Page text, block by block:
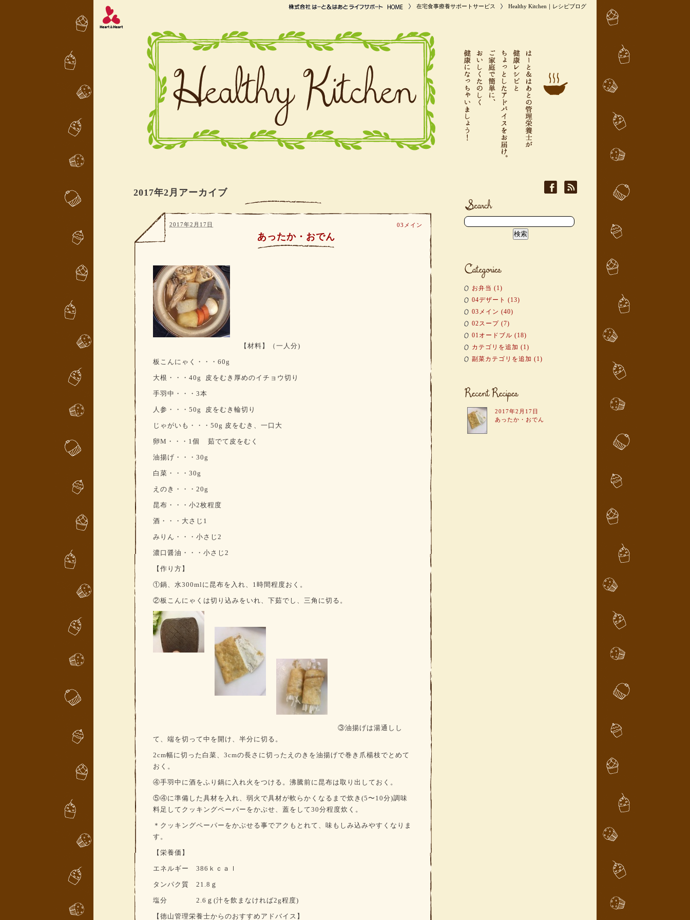
在宅食事療養サポートサービス Healthy Kitchen｜レシピブログ
2017年2月アーカイブ
あったか・おでん
2017年2月17日 03メイン
【材料】 （一人分)
板こんにゃく・・・60g
大根・・・40g 皮をむき厚めのイチョウ切り
手羽中・・・3本
人参・・・50g 皮をむき輪切り
じゃがいも・・・50g 皮をむき、一口大
卵M ・・・ 1個 茹でて皮をむく
油揚げ・・・30g
白菜・・・30g
えのき・・・20g
昆布・・・小2枚程度
酒・・・大さじ1
みりん・・・小さじ2
濃口醤油・・・小さじ2
【作り方】
①鍋、水300mlに昆布を入れ、 1 時間程度おく。
②板こんにゃくは切り込みをいれ、下茹でし、三角に切る。
③油揚げは湯通しし
て、端を切って中を開け、半分に切る。
2cm幅に切った白菜、 3cmの長さに切ったえのきを油揚げで巻き爪楊枝でとめて
おく。
④手羽中に酒をふり鍋に入れ火をつける。沸騰前に昆布は取り出しておく。
⑤④に準備した具材を入れ、弱火で具材が軟らかくなるまで炊き(5 〜 10分)調味
料足してクッキングペーパーをかぶせ、蓋をして30分程度炊く。
＊クッキングペーパーをかぶせる事でアクもとれて、味もしみ込みやすくなりま
す。
【栄養価】
エネルギー 386 ｋｃａｌ
タンパク質 21.8 ｇ
塩分 2.6 ｇ (汁を飲まなければ2g程度)
【徳山管理栄養士からのおすすめアドバイス】
お弁当 (1)
04デザート (13)
03メイン (40)
02スープ (7)
01オードブル (18)
カテゴリを追加 (1)
副菜カテゴリを追加 (1)
2017年2月17日
あったか・おでん